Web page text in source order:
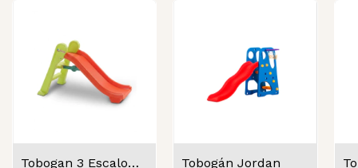
Tobogan 3 Escalones
Tobogán Jordan